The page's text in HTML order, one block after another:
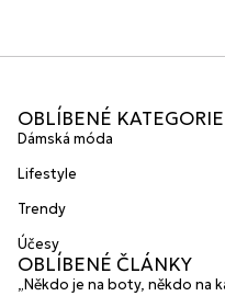
OBLÍBENÉ KATEGORIE
Dámská móda
Lifestyle
Trendy
Účesy
OBLÍBENÉ ČLÁNKY
„Někdo je na boty, někdo na